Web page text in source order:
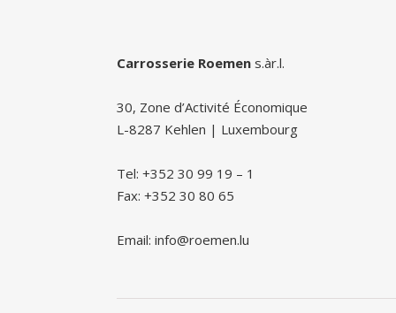
Carrosserie Roemen s.àr.l.
30, Zone d’Activité Économique
L-8287 Kehlen | Luxembourg
Tel: +352 30 99 19 – 1
Fax: +352 30 80 65
Email: info@roemen.lu